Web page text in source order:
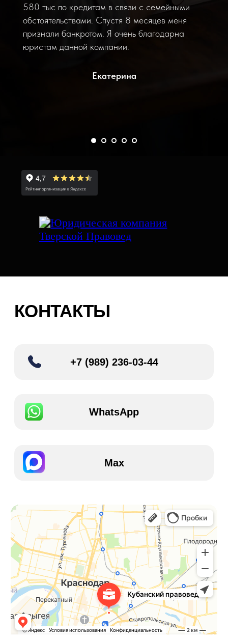
580 тыс по кредитам в связи с семейными
обстоятельствами. Спустя 8 месяцев меня
признали банкротом. Я очень благодарна
юристам данной компании.
Екатерина